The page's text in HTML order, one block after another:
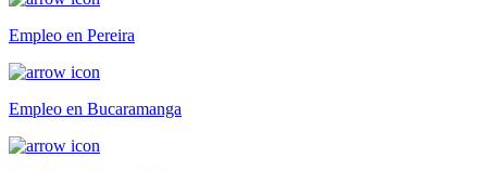
Empleo en Pereira
Empleo en Bucaramanga